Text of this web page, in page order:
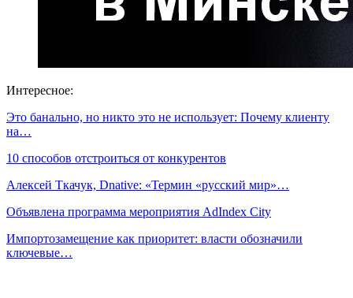
Интересное:
Это банально, но никто это не использует: Почему клиенту
на…
10 способов отстроиться от конкурентов
Алексей Ткачук, Dnative: «Термин «русский мир»…
Объявлена программа мероприятия AdIndex City
Импортозамещение как приоритет: власти обозначили
ключевые…